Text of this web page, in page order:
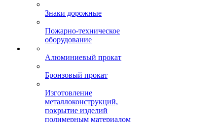
Знаки дорожные
Пожарно-техническое
оборудование
Алюминиевый прокат
Бронзовый прокат
Изготовление
металлоконструкций,
покрытие изделий
полимерным материалом